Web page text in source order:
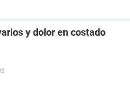
y dolor en costado